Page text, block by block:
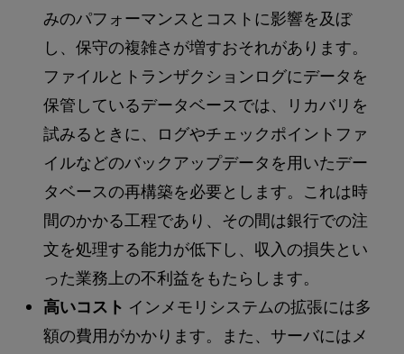
みのパフォーマンスとコストに影響を及ぼ
し、保守の複雑さが増すおそれがあります。
ファイルとトランザクションログにデータを
保管しているデータベースでは、リカバリを
試みるときに、ログやチェックポイントファ
イルなどのバックアップデータを用いたデー
タベースの再構築を必要とします。これは時
間のかかる工程であり、その間は銀行での注
文を処理する能力が低下し、収入の損失とい
った業務上の不利益をもたらします。
高いコスト インメモリシステムの拡張には多
額の費用がかかります。また、サーバにはメ